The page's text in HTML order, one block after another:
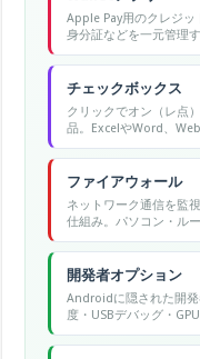
Apple Pay用のクレジッ
身分証などを一元管理
チェックボックス
クリックでオン（レ点
品。ExcelやWord、
了の管理に使う。
ファイアウォール
ネットワーク通信を監
仕組み。パソコン・ル
置される防御の基本装
開発者オプション
Androidに隠された開
度・USBデバッグ・